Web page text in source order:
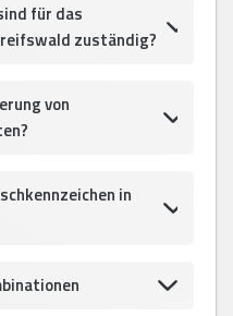
für das
zuständig?
von
in